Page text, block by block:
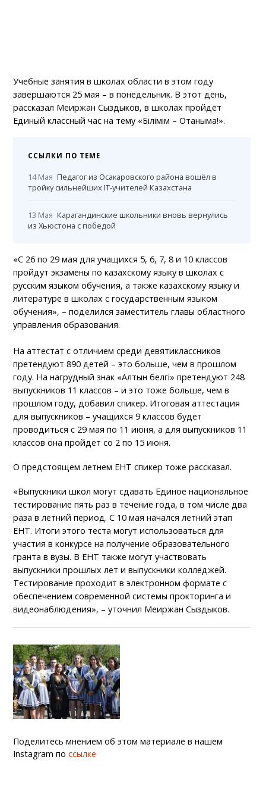
Учебные занятия в школах области в этом году
завершаются 25 мая – в понедельник. В этот день,
рассказал Меиржан Сыздыков, в школах пройдёт
Единый классный час на тему «Бiлiмiм – Отаныма!».
ССЫЛКИ ПО ТЕМЕ
14 Мая Педагог из Осакаровского района вошёл в
тройку сильнейших IT-учителей Казахстана
13 Мая Карагандинские школьники вновь вернулись
из Хьюстона с победой
«С 26 по 29 мая для учащихся 5, 6, 7, 8 и 10 классов
пройдут экзамены по казахскому языку в школах с
русским языком обучения, а также казахскому языку и
литературе в школах с государственным языком
обучения», – поделился заместитель главы областного
управления образования.
На аттестат с отличием среди девятиклассников
претендуют 890 детей – это больше, чем в прошлом
году. На нагрудный знак «Алтын белгі» претендуют 248
выпускников 11 классов – и это тоже больше, чем в
прошлом году, добавил спикер. Итоговая аттестация
для выпускников – учащихся 9 классов будет
проводиться с 29 мая по 11 июня, а для выпускников 11
классов она пройдет со 2 по 15 июня.
О предстоящем летнем ЕНТ спикер тоже рассказал.
«Выпускники школ могут сдавать Единое национальное
тестирование пять раз в течение года, в том числе два
раза в летний период. С 10 мая начался летний этап
ЕНТ. Итоги этого теста могут использоваться для
участия в конкурсе на получение образовательного
гранта в вузы. В ЕНТ также могут участвовать
выпускники прошлых лет и выпускники колледжей.
Тестирование проходит в электронном формате с
обеспечением современной системы прокторинга и
видеонаблюдения», – уточнил Меиржан Сыздыков.
Поделитесь мнением об этом материале в нашем
Instagram поссылке